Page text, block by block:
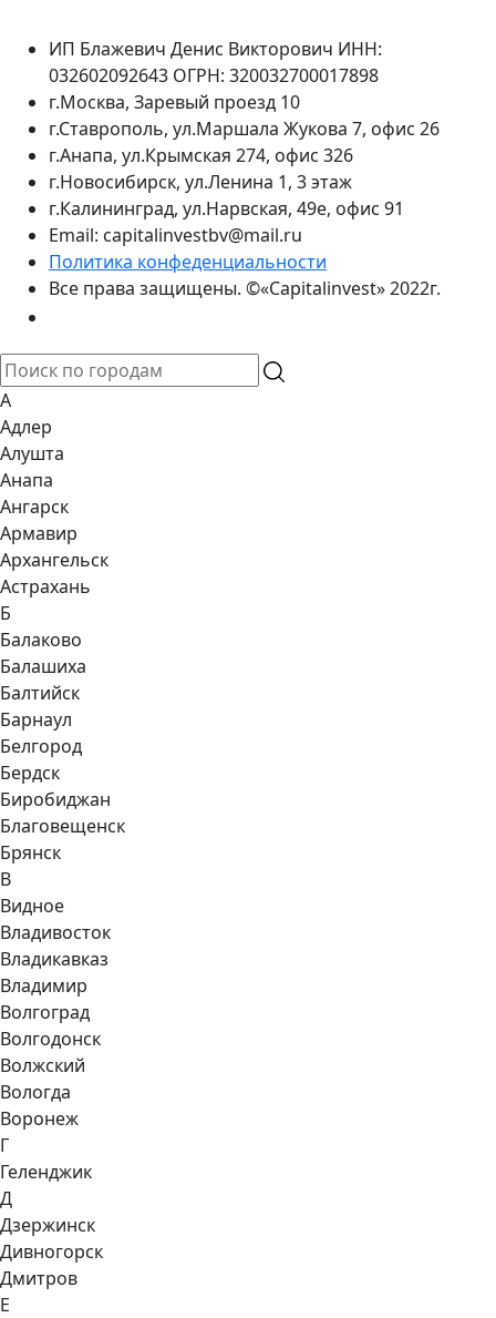
ИП Блажевич Денис Викторович ИНН:
032602092643 ОГРН: 320032700017898
г.Москва, Заревый проезд 10
г.Ставрополь, ул.Маршала Жукова 7, офис 26
г.Анапа, ул.Крымская 274, офис 326
г.Новосибирск, ул.Ленина 1, 3 этаж
г.Калининград, ул.Нарвская, 49е, офис 91
Email: capitalinvestbv@mail.ru
Политика конфеденциальности
Все права защищены. ©«Capitalinvest» 2022г.
А
Адлер
Алушта
Анапа
Ангарск
Армавир
Архангельск
Астрахань
Б
Балаково
Балашиха
Балтийск
Барнаул
Белгород
Бердск
Биробиджан
Благовещенск
Брянск
В
Видное
Владивосток
Владикавказ
Владимир
Волгоград
Волгодонск
Волжский
Вологда
Воронеж
Г
Геленджик
Д
Дзержинск
Дивногорск
Дмитров
Е